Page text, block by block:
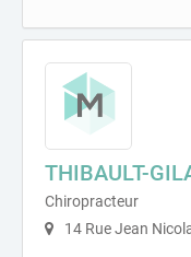
THIBAULT-
Chiropracteur
14 Rue Jean